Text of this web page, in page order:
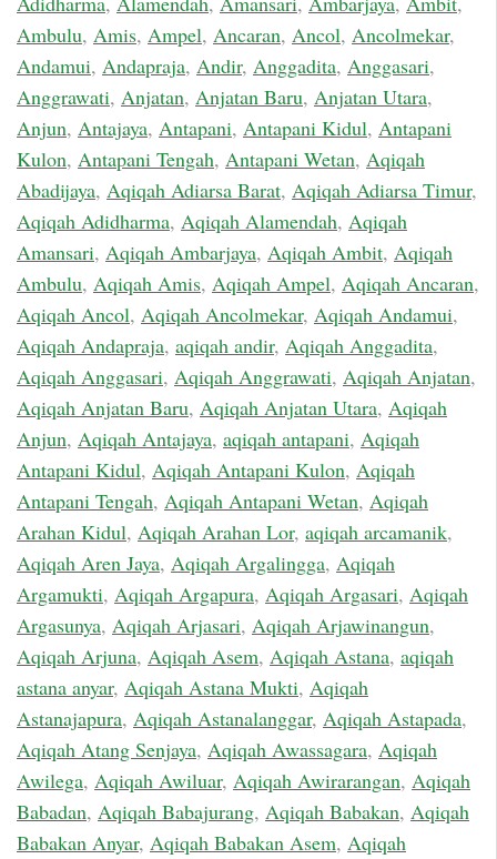
Ambulu, Amis, Ampel, Ancaran, Ancol, Ancolmekar,
Andamui, Andapraja, Andir, Anggadita, Anggasari,
Anggrawati, Anjatan, Anjatan Baru, Anjatan Utara,
Anjun, Antajaya, Antapani, Antapani Kidul, Antapani
Kulon, Antapani Tengah, Antapani Wetan, Aqiqah
Abadijaya, Aqiqah Adiarsa Barat, Aqiqah Adiarsa Timur,
Aqiqah Adidharma, Aqiqah Alamendah, Aqiqah
Amansari, Aqiqah Ambarjaya, Aqiqah Ambit, Aqiqah
Ambulu, Aqiqah Amis, Aqiqah Ampel, Aqiqah Ancaran,
Aqiqah Ancol, Aqiqah Ancolmekar, Aqiqah Andamui,
Aqiqah Andapraja, aqiqah andir, Aqiqah Anggadita,
Aqiqah Anggasari, Aqiqah Anggrawati, Aqiqah Anjatan,
Aqiqah Anjatan Baru, Aqiqah Anjatan Utara, Aqiqah
Anjun, Aqiqah Antajaya, aqiqah antapani, Aqiqah
Antapani Kidul, Aqiqah Antapani Kulon, Aqiqah
Antapani Tengah, Aqiqah Antapani Wetan, Aqiqah
Arahan Kidul, Aqiqah Arahan Lor, aqiqah arcamanik,
Aqiqah Aren Jaya, Aqiqah Argalingga, Aqiqah
Argamukti, Aqiqah Argapura, Aqiqah Argasari, Aqiqah
Argasunya, Aqiqah Arjasari, Aqiqah Arjawinangun,
Aqiqah Arjuna, Aqiqah Asem, Aqiqah Astana, aqiqah
astana anyar, Aqiqah Astana Mukti, Aqiqah
Astanajapura, Aqiqah Astanalanggar, Aqiqah Astapada,
Aqiqah Atang Senjaya, Aqiqah Awassagara, Aqiqah
Awilega, Aqiqah Awiluar, Aqiqah Awirarangan, Aqiqah
Babadan, Aqiqah Babajurang, Aqiqah Babakan, Aqiqah
Babakan Anyar, Aqiqah Babakan Asem, Aqiqah